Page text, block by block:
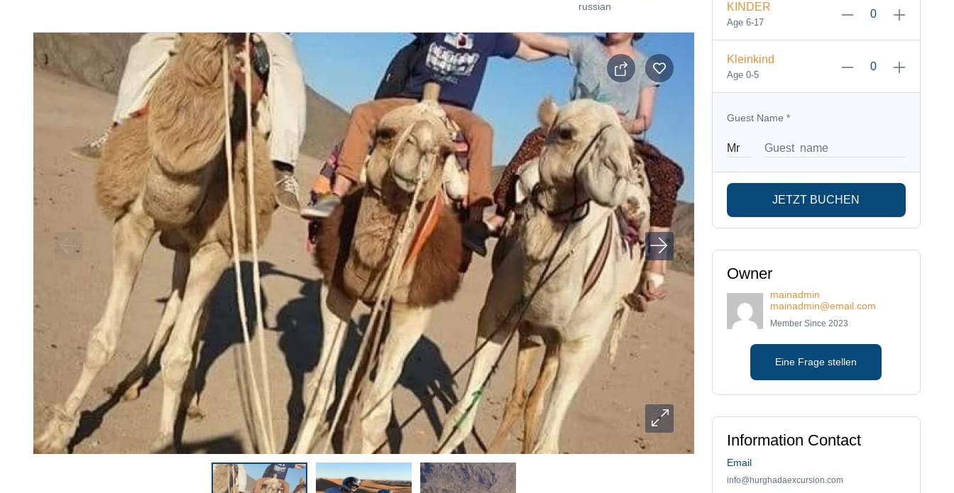
russian
KINDER
Age 6-17
Kleinkind
Age 0-5
Guest Name *
JETZT BUCHEN
Owner
mainadmin
mainadmin@email.com
Member Since 2023
Eine Frage stellen
Information Contact
Email
info@hurghadaexcursion.com